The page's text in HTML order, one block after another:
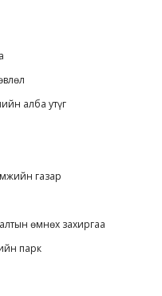
алба утүг
газар
өмнөх захиргаа
парк